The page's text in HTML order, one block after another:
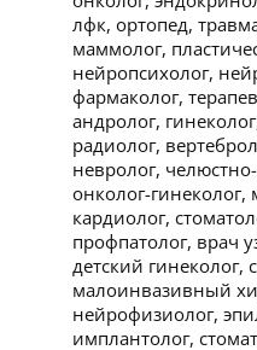
лфк, ортопед,
маммолог,
нейропсихолог,
фармаколог,
андролог,
радиолог,
невролог,
онколог-гинеколог,
кардиолог,
профпатолог, врач
детский гинеколог,
малоинвазивный
нейрофизиолог,
имплантолог,